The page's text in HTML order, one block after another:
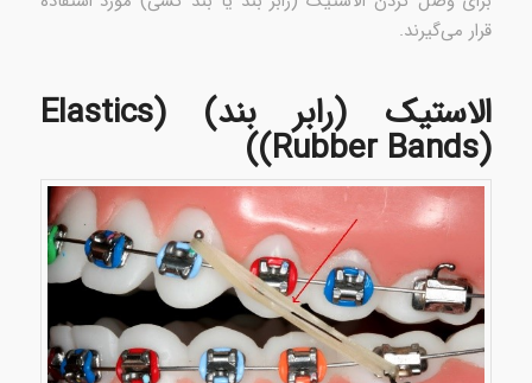
قرار می‌گیرند.
الاستیک‌ (رابر بند) (Elastics
(Rubber Bands))